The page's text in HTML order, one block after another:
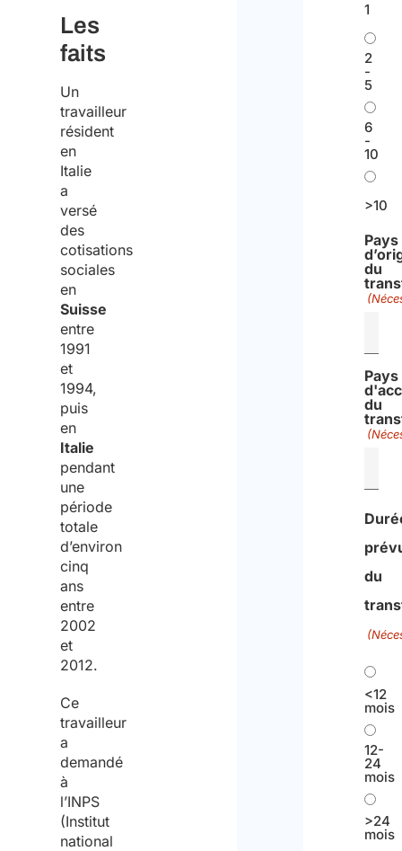
Les
faits
Un
travailleur
résident
en
Italie
a
versé
des
cotisations
sociales
en
Suisse
entre
1991
et
1994,
puis
en
Italie
pendant
une
période
totale
d’environ
cinq
ans
entre
2002
et
2012.
Ce
travailleur
a
demandé
à
l’INPS
(Institut
national
1
2
-
5
6
-
10
>10
Pays
du
Pays
du
du
<12
mois
12-
24
mois
>24
mois